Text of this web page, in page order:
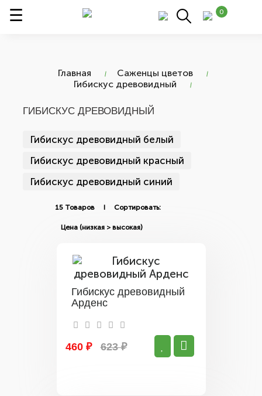
0
Главная
Саженцы цветов
Гибискус древовидный
ГИБИСКУС ДРЕВОВИДНЫЙ
Гибискус древовидный белый
Гибискус древовидный красный
Гибискус древовидный синий
15 Товаров I Сортировать:
Гибискус древовидный
Арденс
460 ₽ 623 ₽